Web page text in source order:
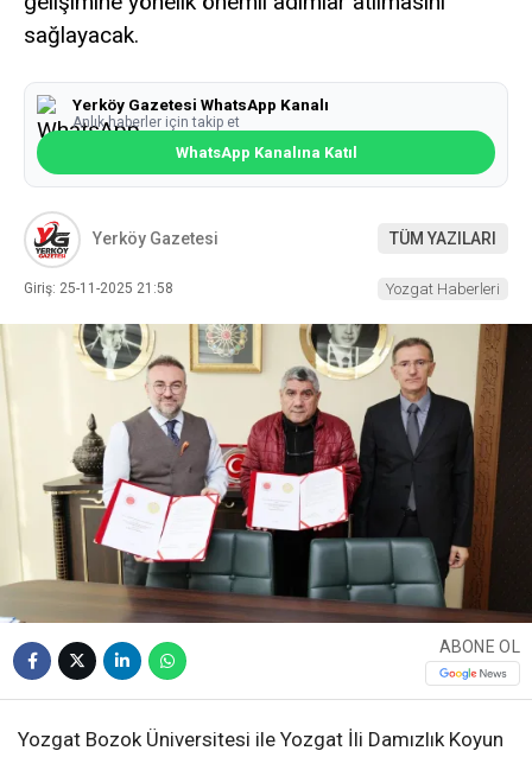
sağlayacak.
Yerköy Gazetesi WhatsApp Kanalı
Anlık haberler için takip et
WhatsApp Kanalına Katıl
Yerköy Gazetesi TÜM YAZILARI
Giriş: 25-11-2025 21:58 Yozgat Haberleri
ABONE OL
Yozgat Bozok Üniversitesi ile Yozgat İli Damızlık Koyun